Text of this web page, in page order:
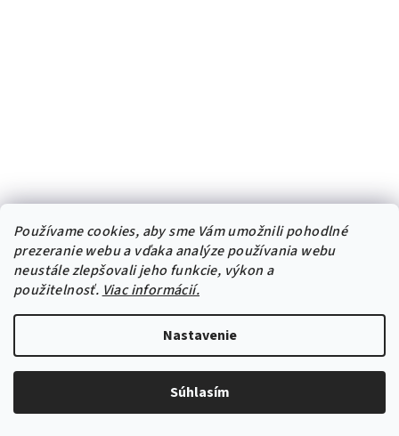
Používame cookies, aby sme Vám umožnili pohodlné
prezeranie webu a vďaka analýze používania webu
neustále zlepšovali jeho funkcie, výkon a
použitelnosť. Viac informácií.
Nastavenie
Súhlasím
r
k
y
v
ý
p
i
s
u
pipper.cz pipper.hu
Kontakt